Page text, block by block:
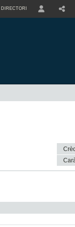
DIRECTORI